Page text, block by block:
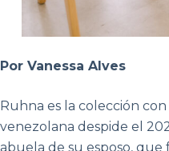
Por Vanessa Alves
Ruhna es la colección
venezolana despide el
abuela de su esposo,